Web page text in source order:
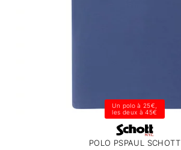
Un polo à 25€,
les deux à 45€
POLO PSPAUL SCHOTT